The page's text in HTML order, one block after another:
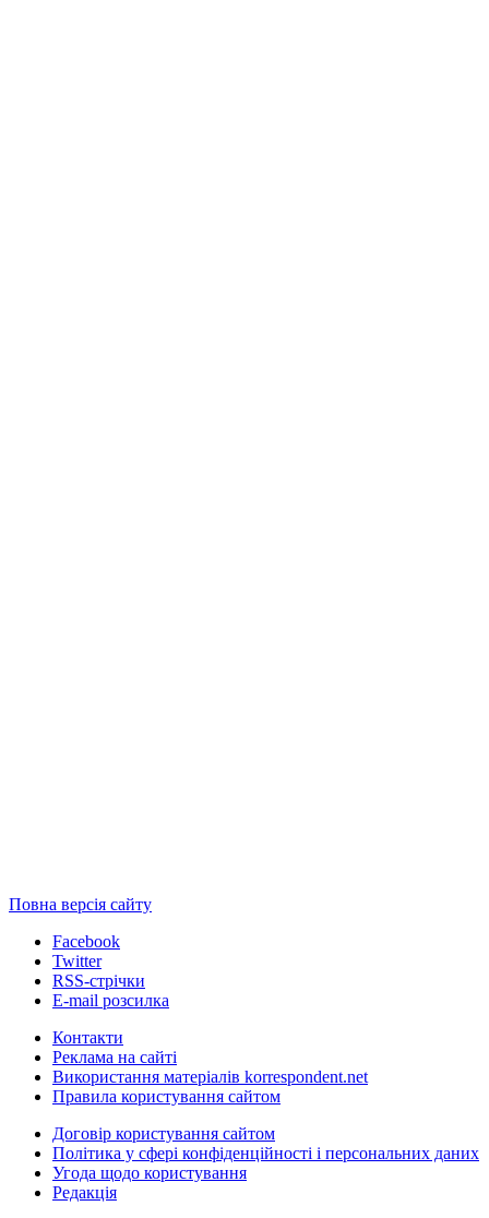
Повна версія сайту
Facebook
Twitter
RSS-стрічки
E-mail розсилка
Контакти
Реклама на сайті
Використання матеріалів korrespondent.net
Правила користування сайтом
Договір користування сайтом
Політика у сфері конфіденційності і персональних даних
Угода щодо користування
Редакція